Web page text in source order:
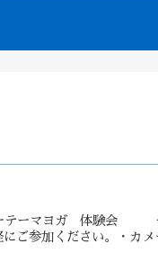
ターテーマヨガ 体験
ご参加ください。・カメ